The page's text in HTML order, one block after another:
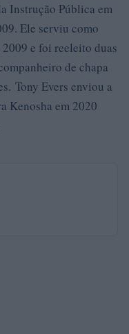
Instrução Pública em
Ele serviu como
e foi reeleito duas
de chapa
Tony Evers enviou a
Kenosha em 2020